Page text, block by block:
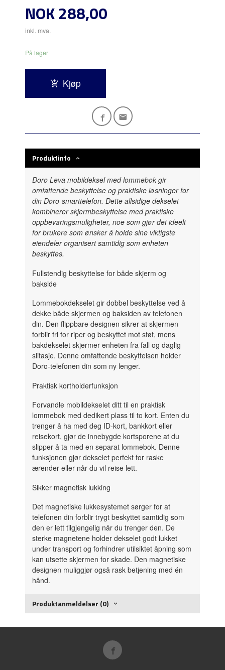
Pris
NOK288,00
inkl. mva.
På lager
Kjøp
Produktinfo
Doro Leva mobildeksel med lommebok gir
omfattende beskyttelse og praktiske løsninger for
din Doro-smarttelefon. Dette allsidige dekselet
kombinerer skjermbeskyttelse med praktiske
oppbevaringsmuligheter, noe som gjør det ideelt
for brukere som ønsker å holde sine viktigste
eiendeler organisert samtidig som enheten
beskyttes.
Fullstendig beskyttelse for både skjerm og
bakside
Lommebokdekselet gir dobbel beskyttelse ved å
dekke både skjermen og baksiden av telefonen
din. Den flippbare designen sikrer at skjermen
forblir fri for riper og beskyttet mot støt, mens
bakdekselet skjermer enheten fra fall og daglig
slitasje. Denne omfattende beskyttelsen holder
Doro-telefonen din som ny lenger.
Praktisk kortholderfunksjon
Forvandle mobildekselet ditt til en praktisk
lommebok med dedikert plass til to kort. Enten du
trenger å ha med deg ID-kort, bankkort eller
reisekort, gjør de innebygde kortsporene at du
slipper å ta med en separat lommebok. Denne
funksjonen gjør dekselet perfekt for raske
ærender eller når du vil reise lett.
Sikker magnetisk lukking
Det magnetiske lukkesystemet sørger for at
telefonen din forblir trygt beskyttet samtidig som
den er lett tilgjengelig når du trenger den. De
sterke magnetene holder dekselet godt lukket
under transport og forhindrer utilsiktet åpning som
kan utsette skjermen for skade. Den magnetiske
designen muliggjør også rask betjening med én
hånd.
Produktanmeldelser (0)